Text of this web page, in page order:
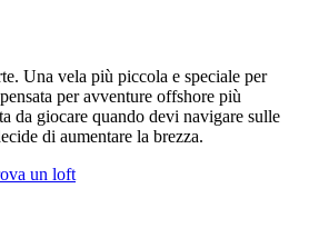
Una vela più piccola e speciale per
per avventure offshore più
da giocare quando devi navigare sulle
di aumentare la brezza.
un loft